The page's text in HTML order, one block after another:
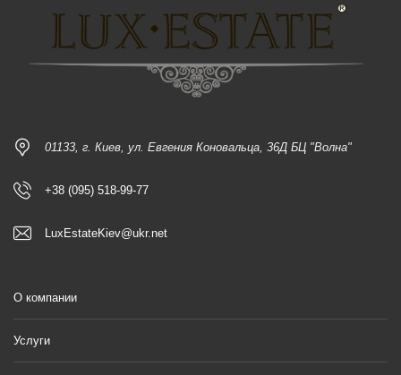
01133, г. Киев, ул. Евгения Коновальца, 36Д БЦ "Волна"
+38 (095) 518-99-77
LuxEstateKiev@ukr.net
О компании
Услуги